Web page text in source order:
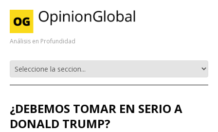
Análisis en Profundidad
¿DEBEMOS TOMAR EN SERIO A
DONALD TRUMP?